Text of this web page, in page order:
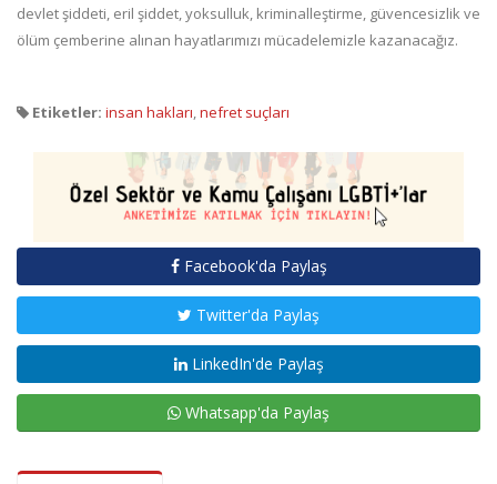
devlet şiddeti, eril şiddet, yoksulluk, kriminalleştirme, güvencesizlik ve
ölüm çemberine alınan hayatlarımızı mücadelemizle kazanacağız.
Etiketler: insan hakları,nefret suçları
Facebook'da Paylaş
Twitter'da Paylaş
LinkedIn'de Paylaş
Whatsapp'da Paylaş